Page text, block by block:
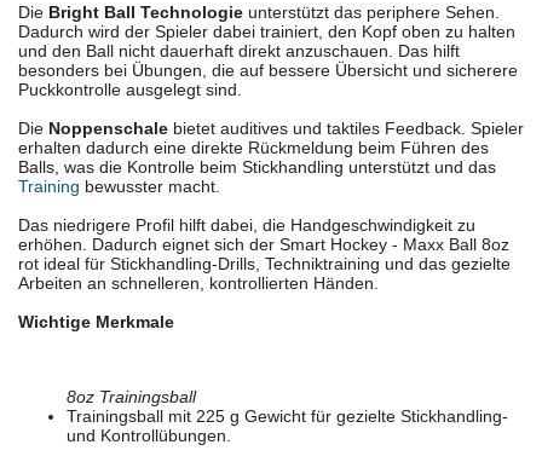
Die Bright Ball Technologie unterstützt das periphere Sehen.
Dadurch wird der Spieler dabei trainiert, den Kopf oben zu halten
und den Ball nicht dauerhaft direkt anzuschauen. Das hilft
besonders bei Übungen, die auf bessere Übersicht und sicherere
Puckkontrolle ausgelegt sind.
Die Noppenschale bietet auditives und taktiles Feedback. Spieler
erhalten dadurch eine direkte Rückmeldung beim Führen des
Balls, was die Kontrolle beim Stickhandling unterstützt und das
Training bewusster macht.
Das niedrigere Profil hilft dabei, die Handgeschwindigkeit zu
erhöhen. Dadurch eignet sich der Smart Hockey - Maxx Ball 8oz
rot ideal für Stickhandling-Drills, Techniktraining und das gezielte
Arbeiten an schnelleren, kontrollierten Händen.
Wichtige Merkmale
8oz Trainingsball
Trainingsball mit 225 g Gewicht für gezielte Stickhandling-
und Kontrollübungen.